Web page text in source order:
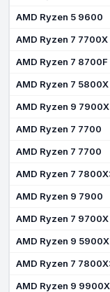
AMD Ryzen 5 9600
AMD Ryzen 7 7700X
AMD Ryzen 7 8700F
AMD Ryzen 7 5800X
AMD Ryzen 9 7900X
AMD Ryzen 7 7700
AMD Ryzen 7 7700
AMD Ryzen 7
AMD Ryzen 9 7900
AMD Ryzen 7 9700X
AMD Ryzen 9 5900X
AMD Ryzen 7
AMD Ryzen 9 9900X